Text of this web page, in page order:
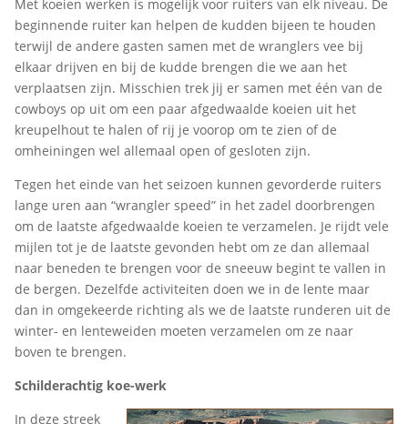
Met koeien werken is mogelijk voor ruiters van elk niveau. De
beginnende ruiter kan helpen de kudden bijeen te houden
terwijl de andere gasten samen met de wranglers vee bij
elkaar drijven en bij de kudde brengen die we aan het
verplaatsen zijn. Misschien trek jij er samen met één van de
cowboys op uit om een paar afgedwaalde koeien uit het
kreupelhout te halen of rij je voorop om te zien of de
omheiningen wel allemaal open of gesloten zijn.
Tegen het einde van het seizoen kunnen gevorderde ruiters
lange uren aan “wrangler speed” in het zadel doorbrengen
om de laatste afgedwaalde koeien te verzamelen. Je rijdt vele
mijlen tot je de laatste gevonden hebt om ze dan allemaal
naar beneden te brengen voor de sneeuw begint te vallen in
de bergen. Dezelfde activiteiten doen we in de lente maar
dan in omgekeerde richting als we de laatste runderen uit de
winter- en lenteweiden moeten verzamelen om ze naar
boven te brengen.
Schilderachtig koe-werk
In deze streek